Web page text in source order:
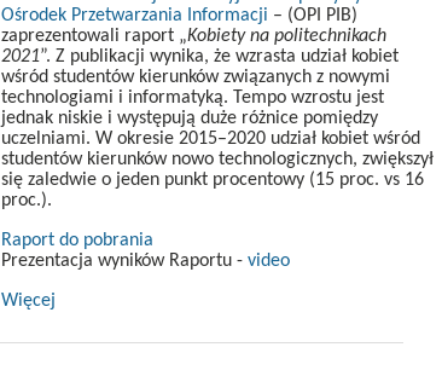
Ośrodek Przetwarzania Informacji – (OPI PIB)
zaprezentowali raport „Kobiety na politechnikach
2021”. Z publikacji wynika, że wzrasta udział kobiet
wśród studentów kierunków związanych z nowymi
technologiami i informatyką. Tempo wzrostu jest
jednak niskie i występują duże różnice pomiędzy
uczelniami. W okresie 2015–2020 udział kobiet wśród
studentów kierunków nowo technologicznych, zwiększył
się zaledwie o jeden punkt procentowy (15 proc. vs 16
proc.).
Raport do pobrania
Prezentacja wyników Raportu - video
Więcej